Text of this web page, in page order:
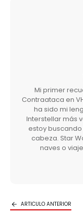
Mi primer
Contraataca en
ha sido mi
Interstellar más
estoy
cabeza. Star
naves o
ARTICULO ANTERIOR